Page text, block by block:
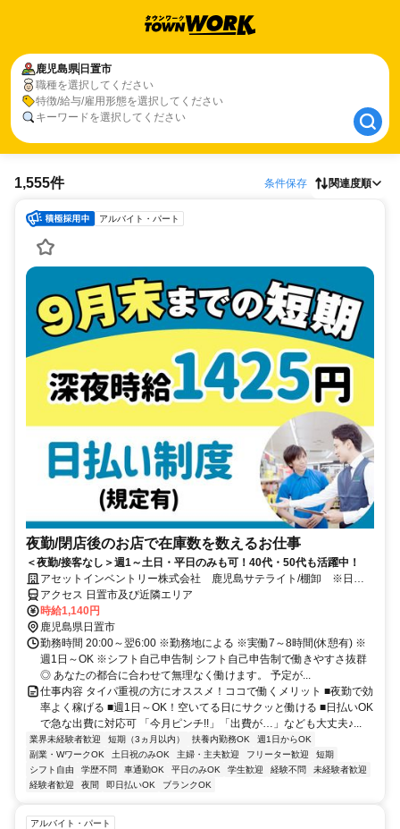
鹿児島県 日置市
職種を選択してください
特徴/給与/雇用形態を選択してください
キーワードを選択してください
鹿児島県 日置市
職種、特徴、キーワードを選択してください
1,555件 条件保存 関連度順
アルバイト・パート
夜勤/閉店後のお店で在庫数を数えるお仕事
＜夜勤/接客なし＞週1～土日・平日のみも可！40代・50代も活躍中！
アセットインベントリー株式会社 鹿児島サテライト/棚卸 ※日置
エリア管轄
アクセス 日置市及び近隣エリア
時給1,140円
鹿児島県日置市
勤務時間 20:00～翌6:00 ※勤務地による ※実働7～8時間(休憩有) ※
週1日～OK ※シフト自己申告制 シフト自己申告制で働きやすさ抜群
◎ あなたの都合に合わせて無理なく働けます。 予定が...
仕事内容 タイパ重視の方にオススメ！ココで働くメリット ■夜勤で効
率よく稼げる ■週1日～OK！空いてる日にサクッと働ける ■日払いOK
で急な出費に対応可 「今月ピンチ!!」「出費が…」なども大丈夫♪...
業界未経験者歓迎 短期（3ヵ月以内） 扶養内勤務OK
週1日からOK
副業・WワークOK
土日祝のみOK 主婦・主夫歓迎 フリーター歓迎
短期
シフト自由
学歴不問 車通勤OK 平日のみOK 学生歓迎 経験不問
未経験者歓迎
経験者歓迎
夜間 即日払いOK ブランクOK
アルバイト・パート